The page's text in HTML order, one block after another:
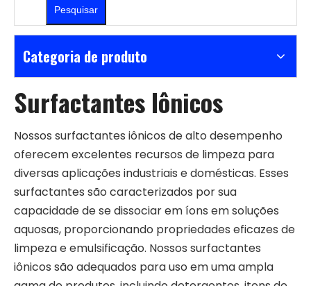
Pesquisar
Categoria de produto
Surfactantes Iônicos
Nossos surfactantes iônicos de alto desempenho
oferecem excelentes recursos de limpeza para
diversas aplicações industriais e domésticas. Esses
surfactantes são caracterizados por sua
capacidade de se dissociar em íons em soluções
aquosas, proporcionando propriedades eficazes de
limpeza e emulsificação. Nossos surfactantes
iônicos são adequados para uso em uma ampla